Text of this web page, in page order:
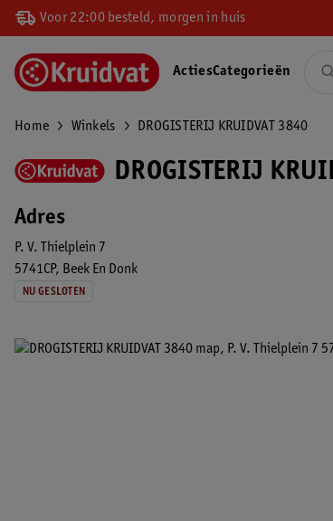
Voor 22:00 besteld, morgen in huis
ActiesCategorieën
Home Winkels DROGISTERIJ KRUIDVAT 3840
DROGISTERIJ
Adres
P. V. Thielplein 7
5741CP
Beek En Donk
NU GESLOTEN